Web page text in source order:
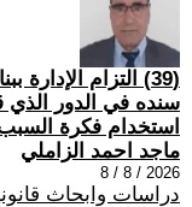
(39) التزام
سنده في الدور الذي
استخدام فكرة
ماجد احمد الزاملي
2026 / 8 / 8
دراسات وابحاث